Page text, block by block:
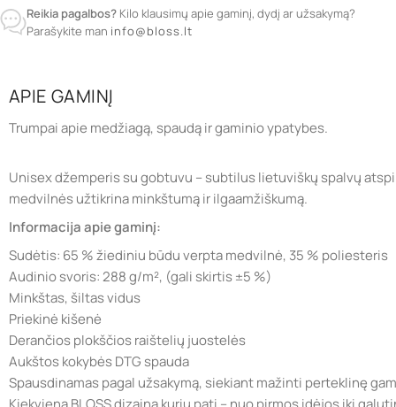
Reikia pagalbos? Kilo klausimų apie gaminį, dydį ar užsakymą?
Parašykite man info@bloss.lt
APIE GAMINĮ
Trumpai apie medžiagą, spaudą ir gaminio ypatybes.
Unisex džemperis su gobtuvu – subtilus lietuviškų spalvų
medvilnės užtikrina minkštumą ir ilgaamžiškumą.
Informacija apie gaminį:
Sudėtis: 65 % žiediniu būdu verpta medvilnė, 35 % poliesteris
Audinio svoris: 288 g/m², (gali skirtis ±5 %)
Minkštas, šiltas vidus
Priekinė kišenė
Derančios plokščios raištelių juostelės
Aukštos kokybės DTG spauda
Spausdinamas pagal užsakymą, siekiant mažinti perteklinę